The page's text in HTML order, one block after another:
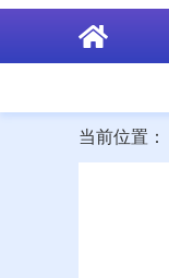
当前位置：